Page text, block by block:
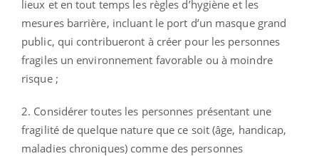
lieux et en tout temps les règles d’hygiène et les
mesures barrière, incluant le port d’un masque grand
public, qui contribueront à créer pour les personnes
fragiles un environnement favorable ou à moindre
risque ;
2. Considérer toutes les personnes présentant une
fragilité de quelque nature que ce soit (âge, handicap,
maladies chroniques) comme des personnes